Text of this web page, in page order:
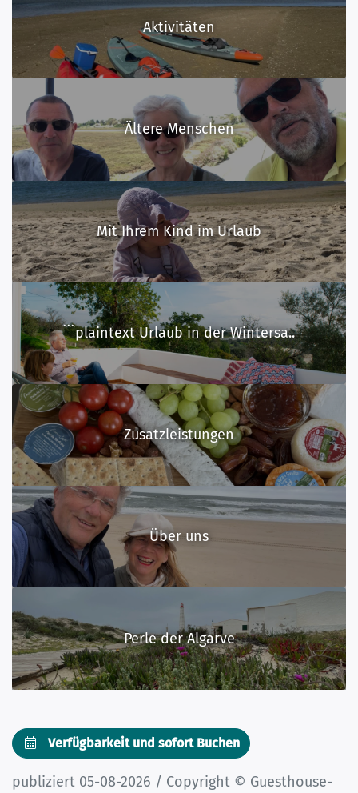
Aktivitäten
Perle der Algarve
Ältere Menschen
Mit Ihrem Kind im Urlaub
Über uns
```plaintext Urlaub in der Wintersa..
Zusatzleistungen
Verfügbarkeit und sofort Buchen
publiziert 05-08-2026 / Copyright © Guesthouse-